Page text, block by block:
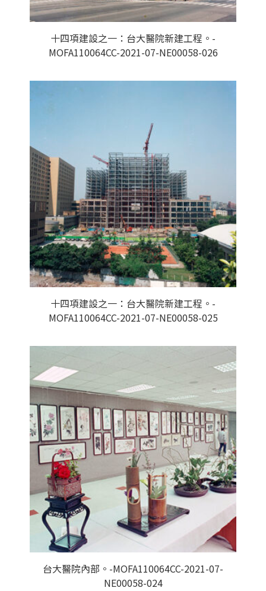
十四項建設之一：台大醫院新建工程。-
MOFA110064CC-2021-07-NE00058-026
十四項建設之一：台大醫院新建工程。-
MOFA110064CC-2021-07-NE00058-025
台大醫院內部。-MOFA110064CC-2021-07-
NE00058-024